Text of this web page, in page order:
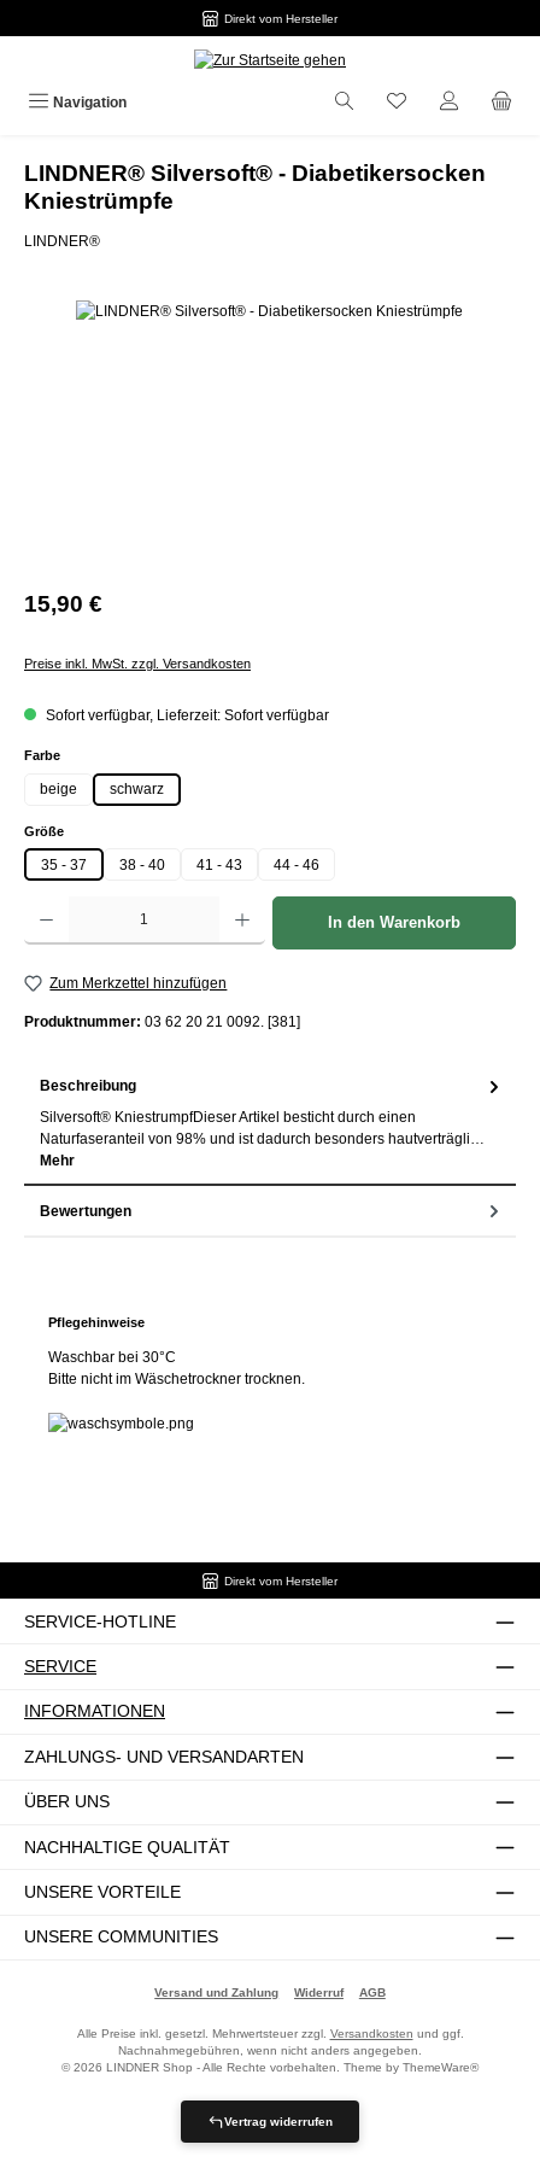
Direkt vom Hersteller
Navigation
LINDNER® Silversoft® - Diabetikersocken
Kniestrümpfe
LINDNER®
Bildergalerie überspringen
15,90 €
Preise inkl. MwSt. zzgl. Versandkosten
Sofort verfügbar, Lieferzeit: Sofort verfügbar
Farbeauswählen
beige schwarz
Größeauswählen
35 - 37 38 - 40 41 - 43 44 - 46
Produkt Anzahl: Gib den gewünschten Wert ein oder benutze die Schaltflächen um die
In den Warenkorb
Zum Merkzettel hinzufügen
Produktnummer: 03 62 20 21 0092. [381]
Beschreibung
Silversoft® KniestrumpfDieser Artikel besticht durch einen
Naturfaseranteil von 98% und ist dadurch besonders hautverträgli…
Mehr
Bewertungen
Pflegehinweise
Waschbar bei 30°C
Bitte nicht im Wäschetrockner trocknen.
Direkt vom Hersteller
SERVICE-HOTLINE
SERVICE
INFORMATIONEN
ZAHLUNGS- UND VERSANDARTEN
ÜBER UNS
NACHHALTIGE QUALITÄT
UNSERE VORTEILE
UNSERE COMMUNITIES
Versand und Zahlung Widerruf AGB
Alle Preise inkl. gesetzl. Mehrwertsteuer zzgl. Versandkosten und ggf.
Nachnahmegebühren, wenn nicht anders angegeben.
© 2026 LINDNER Shop - Alle Rechte vorbehalten. Theme by ThemeWare®
Vertrag widerrufen